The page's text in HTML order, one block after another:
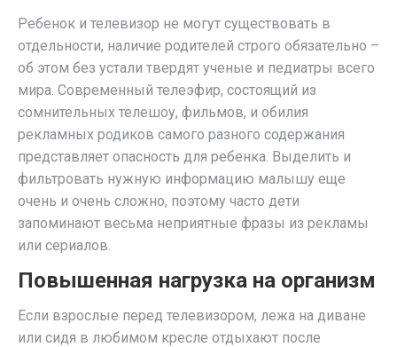
Ребенок и телевизор не могут существовать в
отдельности, наличие родителей строго обязательно –
об этом без устали твердят ученые и педиатры всего
мира. Современный телеэфир, состоящий из
сомнительных телешоу, фильмов, и обилия
рекламных родиков самого разного содержания
представляет опасность для ребенка. Выделить и
фильтровать нужную информацию малышу еще
очень и очень сложно, поэтому часто дети
запоминают весьма неприятные фразы из рекламы
или сериалов.
Повышенная нагрузка на организм
Если взрослые перед телевизором, лежа на диване
или сидя в любимом кресле отдыхают после